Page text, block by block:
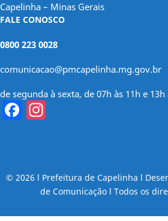
Capelinha – Minas Gerais
FALE CONOSCO
0800 223 0028
comunicacao@pmcapelinha.mg.gov.br
de segunda à sexta, de 07h às 11h e 13h
Facebook
© 2026 l Prefeitura de Capelinha l
de Comunicação l Todos os